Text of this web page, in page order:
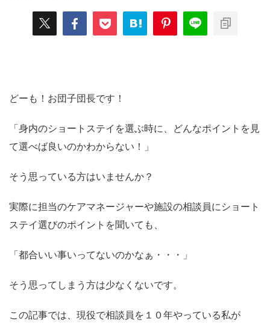
どーも！お団子団長です！
「身内のショートステイを選ぶ時に、どんなポイントを見
て選べば良いのかわからない！」
そう思っている方はいませんか？
実際に担当のケアマネージャーや施設の相談員にショート
ステイ選びのポイントを聞いても、
「都合いい事いってないのかなぁ・・・」
そう思ってしまう方は少なくないです。
この記事では、現役で相談員を１０年やっている私が